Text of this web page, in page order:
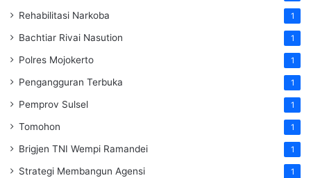
Rehabilitasi Narkoba 1
Bachtiar Rivai Nasution 1
Polres Mojokerto 1
Pengangguran Terbuka 1
Pemprov Sulsel 1
Tomohon 1
Brigjen TNI Wempi Ramandei 1
Strategi Membangun Agensi 1